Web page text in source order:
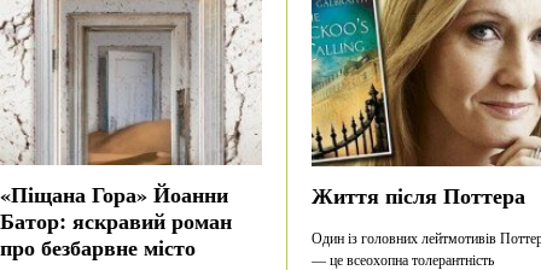
«Піщана Гора» Йоанни
Батор: яскравий роман
про безбарвне місто
Життя після Поттера
Один із головних лейтмотивів
— це всеохопна толерантність